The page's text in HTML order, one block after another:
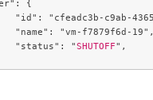
		"status": "
SHUTOFF